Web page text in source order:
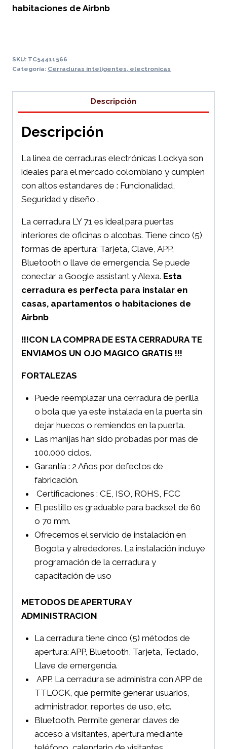
habitaciones de Airbnb
SKU: TC54411566
Categoría: Cerraduras inteligentes, electronicas
Descripción
Descripción
La linea de cerraduras electrónicas Lockya son
ideales para el mercado colombiano y cumplen
con altos estandares de : Funcionalidad,
Seguridad y diseño .
La cerradura LY 71 es ideal para puertas
interiores de oficinas o alcobas. Tiene cinco (5)
formas de apertura: Tarjeta, Clave, APP,
Bluetooth o llave de emergencia. Se puede
conectar a Google assistant y Alexa. Esta
cerradura es perfecta para instalar en
casas, apartamentos o habitaciones de
Airbnb
!!!CON LA COMPRA DE ESTA CERRADURA TE
ENVIAMOS UN OJO MAGICO GRATIS !!!
FORTALEZAS
Puede reemplazar una cerradura de perilla
o bola que ya este instalada en la puerta sin
dejar huecos o remiendos en la puerta.
Las manijas han sido probadas por mas de
100.000 ciclos.
Garantía : 2 Años por defectos de
fabricación.
Certificaciones : CE, ISO, ROHS, FCC
El pestillo es graduable para backset de 60
o 70 mm.
Ofrecemos el servicio de instalación en
Bogota y alrededores. La instalación incluye
programación de la cerradura y
capacitación de uso
METODOS DE APERTURA Y
ADMINISTRACION
La cerradura tiene cinco (5) métodos de
apertura: APP, Bluetooth, Tarjeta, Teclado,
Llave de emergencia.
APP. La cerradura se administra con APP de
TTLOCK, que permite generar usuarios,
administrador, reportes de uso, etc.
Bluetooth. Permite generar claves de
acceso a visitantes, apertura mediante